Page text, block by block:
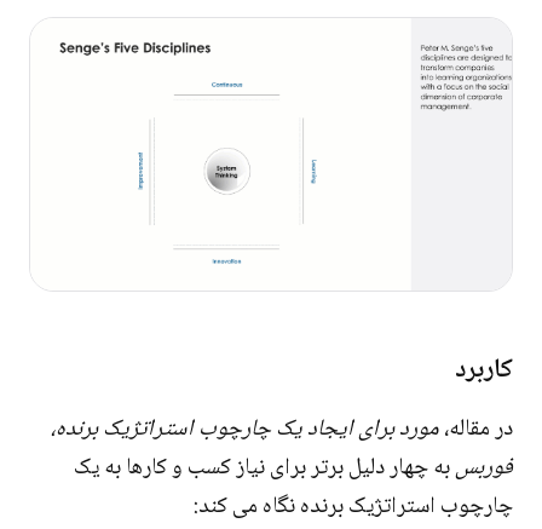
کاربرد
در مقاله،مورد برای ایجاد یک چارچوب استراتژیک برنده،
فوربسبه چهار دلیل برتر برای نیاز کسب و کارها به یک
چارچوب استراتژیک برنده نگاه می کند: